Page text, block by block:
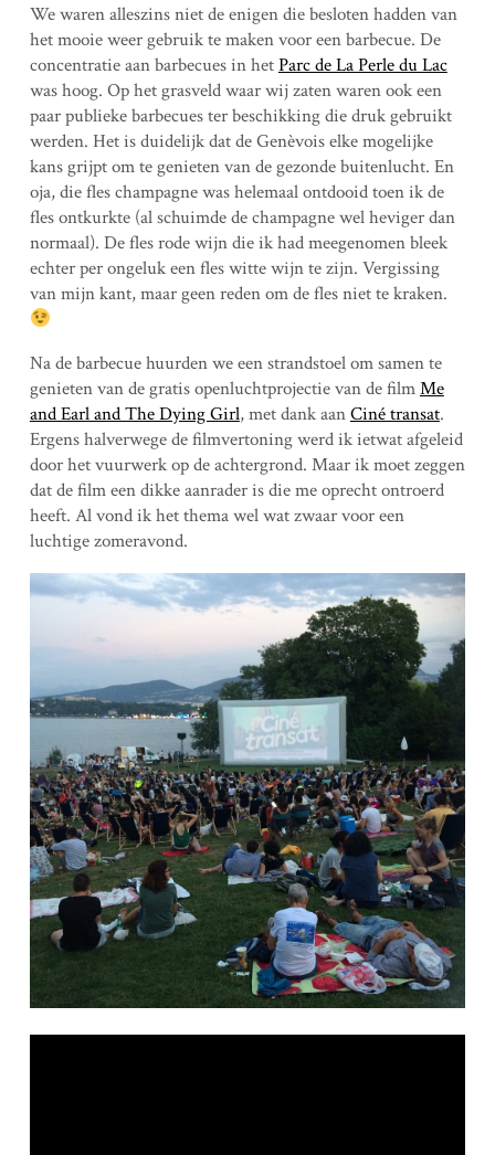
We waren alleszins niet de enigen die besloten hadden van
het mooie weer gebruik te maken voor een barbecue. De
concentratie aan barbecues in hetParc de La Perle du Lac
was hoog. Op het grasveld waar wij zaten waren ook een
paar publieke barbecues ter beschikking die druk gebruikt
werden. Het is duidelijk dat de Genèvois elke mogelijke
kans grijpt om te genieten van de gezonde buitenlucht. En
oja, die fles champagne was helemaal ontdooid toen ik de
fles ontkurkte (al schuimde de champagne wel heviger dan
normaal). De fles rode wijn die ik had meegenomen bleek
echter per ongeluk een fles witte wijn te zijn. Vergissing
van mijn kant, maar geen reden om de fles niet te kraken.
Na de barbecue huurden we een strandstoel om samen te
genieten van de gratis openluchtprojectie van de filmMe
and Earl and The Dying Girl, met dank aanCiné transat.
Ergens halverwege de filmvertoning werd ik ietwat afgeleid
door het vuurwerk op de achtergrond. Maar ik moet zeggen
dat de film een dikke aanrader is die me oprecht ontroerd
heeft. Al vond ik het thema wel wat zwaar voor een
luchtige zomeravond.